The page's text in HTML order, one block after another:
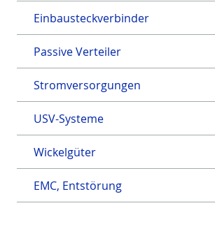
Einbausteckverbinder
Passive Verteiler
Stromversorgungen
USV-Systeme
Wickelgüter
EMC, Entstörung